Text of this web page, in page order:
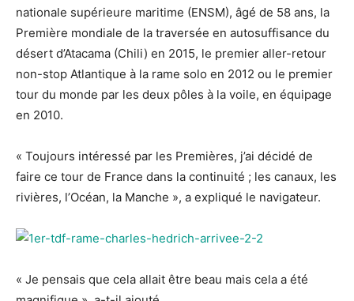
nationale supérieure maritime (ENSM), âgé de 58 ans, la
Première mondiale de la traversée en autosuffisance du
désert d’Atacama (Chili) en 2015, le premier aller-retour
non-stop Atlantique à la rame solo en 2012 ou le premier
tour du monde par les deux pôles à la voile, en équipage
en 2010.
« Toujours intéressé par les Premières, j’ai décidé de
faire ce tour de France dans la continuité ; les canaux, les
rivières, l’Océan, la Manche », a expliqué le navigateur.
« Je pensais que cela allait être beau mais cela a été